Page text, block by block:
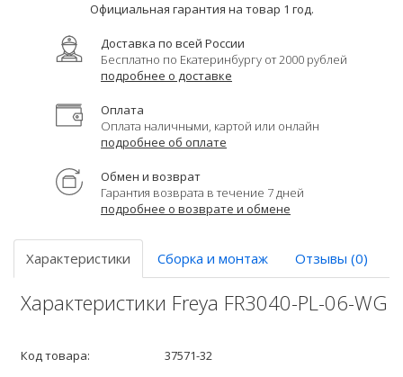
Официальная гарантия на товар 1 год.
Доставка по всей России
Бесплатно по Екатеринбургу от 2000 рублей
подробнее о доставке
Оплата
Оплата наличными, картой или онлайн
подробнее об оплате
Обмен и возврат
Гарантия возврата в течение 7 дней
подробнее о возврате и обмене
Характеристики Сборка и монтаж Отзывы (0)
Характеристики Freya FR3040-PL-06-WG
Код товара:
37571-32